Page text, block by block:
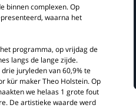
binnen complexen. Op
waarna het
programma, op vrijdag de
langs de lange zijde.
juryleden van 60,9% te
kür maker Theo Holstein. Op
we helaas 1 grote fout
De artistieke waarde werd